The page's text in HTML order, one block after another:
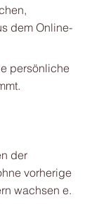
dem Online-
persönliche
der
vorherige
wachsen e.